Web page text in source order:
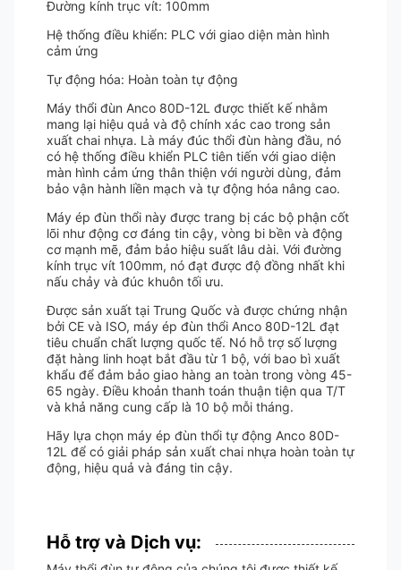
Đường kính trục vít: 100mm
Hệ thống điều khiển: PLC với giao diện màn hình
cảm ứng
Tự động hóa: Hoàn toàn tự động
Máy thổi đùn Anco 80D-12L được thiết kế nhằm
mang lại hiệu quả và độ chính xác cao trong sản
xuất chai nhựa. Là máy đúc thổi đùn hàng đầu, nó
có hệ thống điều khiển PLC tiên tiến với giao diện
màn hình cảm ứng thân thiện với người dùng, đảm
bảo vận hành liền mạch và tự động hóa nâng cao.
Máy ép đùn thổi này được trang bị các bộ phận cốt
lõi như động cơ đáng tin cậy, vòng bi bền và động
cơ mạnh mẽ, đảm bảo hiệu suất lâu dài. Với đường
kính trục vít 100mm, nó đạt được độ đồng nhất khi
nấu chảy và đúc khuôn tối ưu.
Được sản xuất tại Trung Quốc và được chứng nhận
bởi CE và ISO, máy ép đùn thổi Anco 80D-12L đạt
tiêu chuẩn chất lượng quốc tế. Nó hỗ trợ số lượng
đặt hàng linh hoạt bắt đầu từ 1 bộ, với bao bì xuất
khẩu để đảm bảo giao hàng an toàn trong vòng 45-
65 ngày. Điều khoản thanh toán thuận tiện qua T/T
và khả năng cung cấp là 10 bộ mỗi tháng.
Hãy lựa chọn máy ép đùn thổi tự động Anco 80D-
12L để có giải pháp sản xuất chai nhựa hoàn toàn tự
động, hiệu quả và đáng tin cậy.
Hỗ trợ và Dịch vụ: